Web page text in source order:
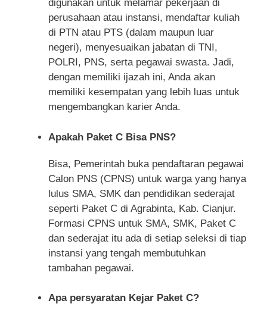
digunakan untuk melamar pekerjaan di
perusahaan atau instansi, mendaftar kuliah
di PTN atau PTS (dalam maupun luar
negeri), menyesuaikan jabatan di TNI,
POLRI, PNS, serta pegawai swasta. Jadi,
dengan memiliki ijazah ini, Anda akan
memiliki kesempatan yang lebih luas untuk
mengembangkan karier Anda.
Apakah Paket C Bisa PNS?
Bisa, Pemerintah buka pendaftaran pegawai
Calon PNS (CPNS) untuk warga yang hanya
lulus SMA, SMK dan pendidikan sederajat
seperti Paket C di Agrabinta, Kab. Cianjur.
Formasi CPNS untuk SMA, SMK, Paket C
dan sederajat itu ada di setiap seleksi di tiap
instansi yang tengah membutuhkan
tambahan pegawai.
Apa persyaratan Kejar Paket C?